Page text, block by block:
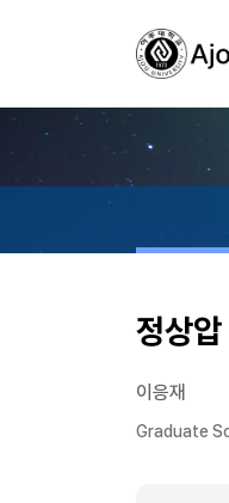
정상
이응재
Graduate